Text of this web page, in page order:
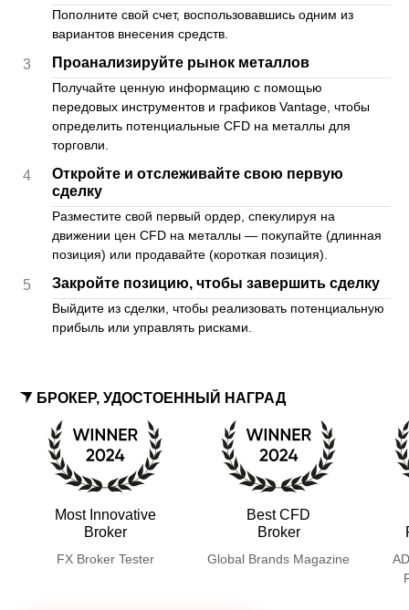
Пополните свой счет, воспользовавшись одним из
вариантов внесения средств.
3 Проанализируйте рынок металлов
Получайте ценную информацию с помощью
передовых инструментов и графиков Vantage, чтобы
определить потенциальные CFD на металлы для
торговли.
4
Откройте и отслеживайте свою первую
сделку
Разместите свой первый ордер, спекулируя на
движении цен CFD на металлы — покупайте (длинная
позиция) или продавайте (короткая позиция).
5 Закройте позицию, чтобы завершить сделку
Выйдите из сделки, чтобы реализовать потенциальную
прибыль или управлять рисками.
БРОКЕР, УДОСТОЕННЫЙ НАГРАД
Most Innovative
Broker
FX Broker Tester
Best CFD
Broker
Global Brands Magazine